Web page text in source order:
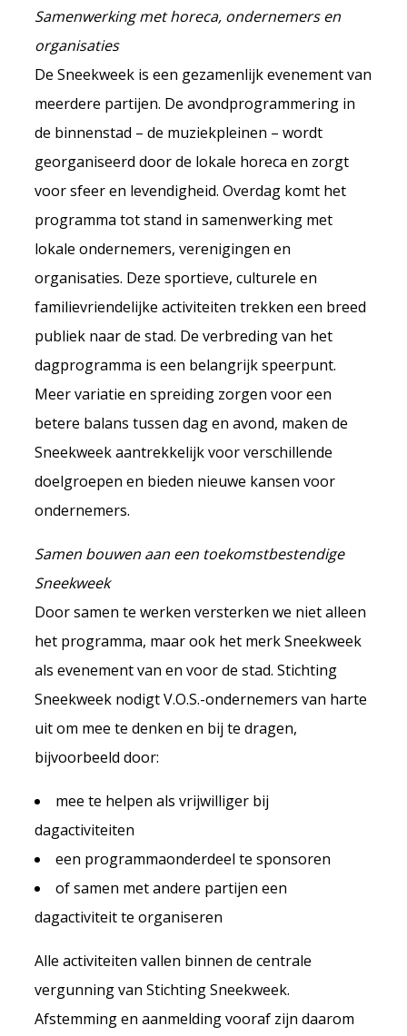
Samenwerking met horeca, ondernemers en
organisaties
De Sneekweek is een gezamenlijk evenement van
meerdere partijen. De avondprogrammering in
de binnenstad – de muziekpleinen – wordt
georganiseerd door de lokale horeca en zorgt
voor sfeer en levendigheid. Overdag komt het
programma tot stand in samenwerking met
lokale ondernemers, verenigingen en
organisaties. Deze sportieve, culturele en
familievriendelijke activiteiten trekken een breed
publiek naar de stad. De verbreding van het
dagprogramma is een belangrijk speerpunt.
Meer variatie en spreiding zorgen voor een
betere balans tussen dag en avond, maken de
Sneekweek aantrekkelijk voor verschillende
doelgroepen en bieden nieuwe kansen voor
ondernemers.
Samen bouwen aan een toekomstbestendige
Sneekweek
Door samen te werken versterken we niet alleen
het programma, maar ook het merk Sneekweek
als evenement van en voor de stad. Stichting
Sneekweek nodigt V.O.S.-ondernemers van harte
uit om mee te denken en bij te dragen,
bijvoorbeeld door:
mee te helpen als vrijwilliger bij
dagactiviteiten
een programmaonderdeel te sponsoren
of samen met andere partijen een
dagactiviteit te organiseren
Alle activiteiten vallen binnen de centrale
vergunning van Stichting Sneekweek.
Afstemming en aanmelding vooraf zijn daarom